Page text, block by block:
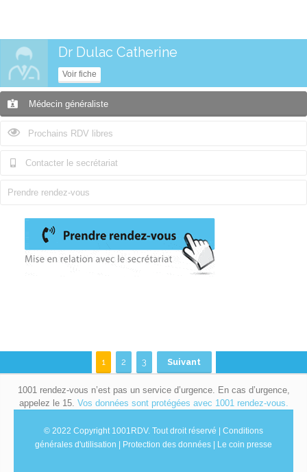
Dr Dulac Catherine
Voir fiche
Médecin généraliste
Prochains RDV libres
Contacter le secrétariat
Prendre rendez-vous
1 2 3 Suivant
1001 rendez-vous n’est pas un service d’urgence. En cas d’urgence,
appelez le 15. Vos données sont protégées avec 1001 rendez-vous.
© 2022 Copyright 1001RDV. Tout droit réservé | Conditions
générales d'utilisation | Protection des données | Le coin presse